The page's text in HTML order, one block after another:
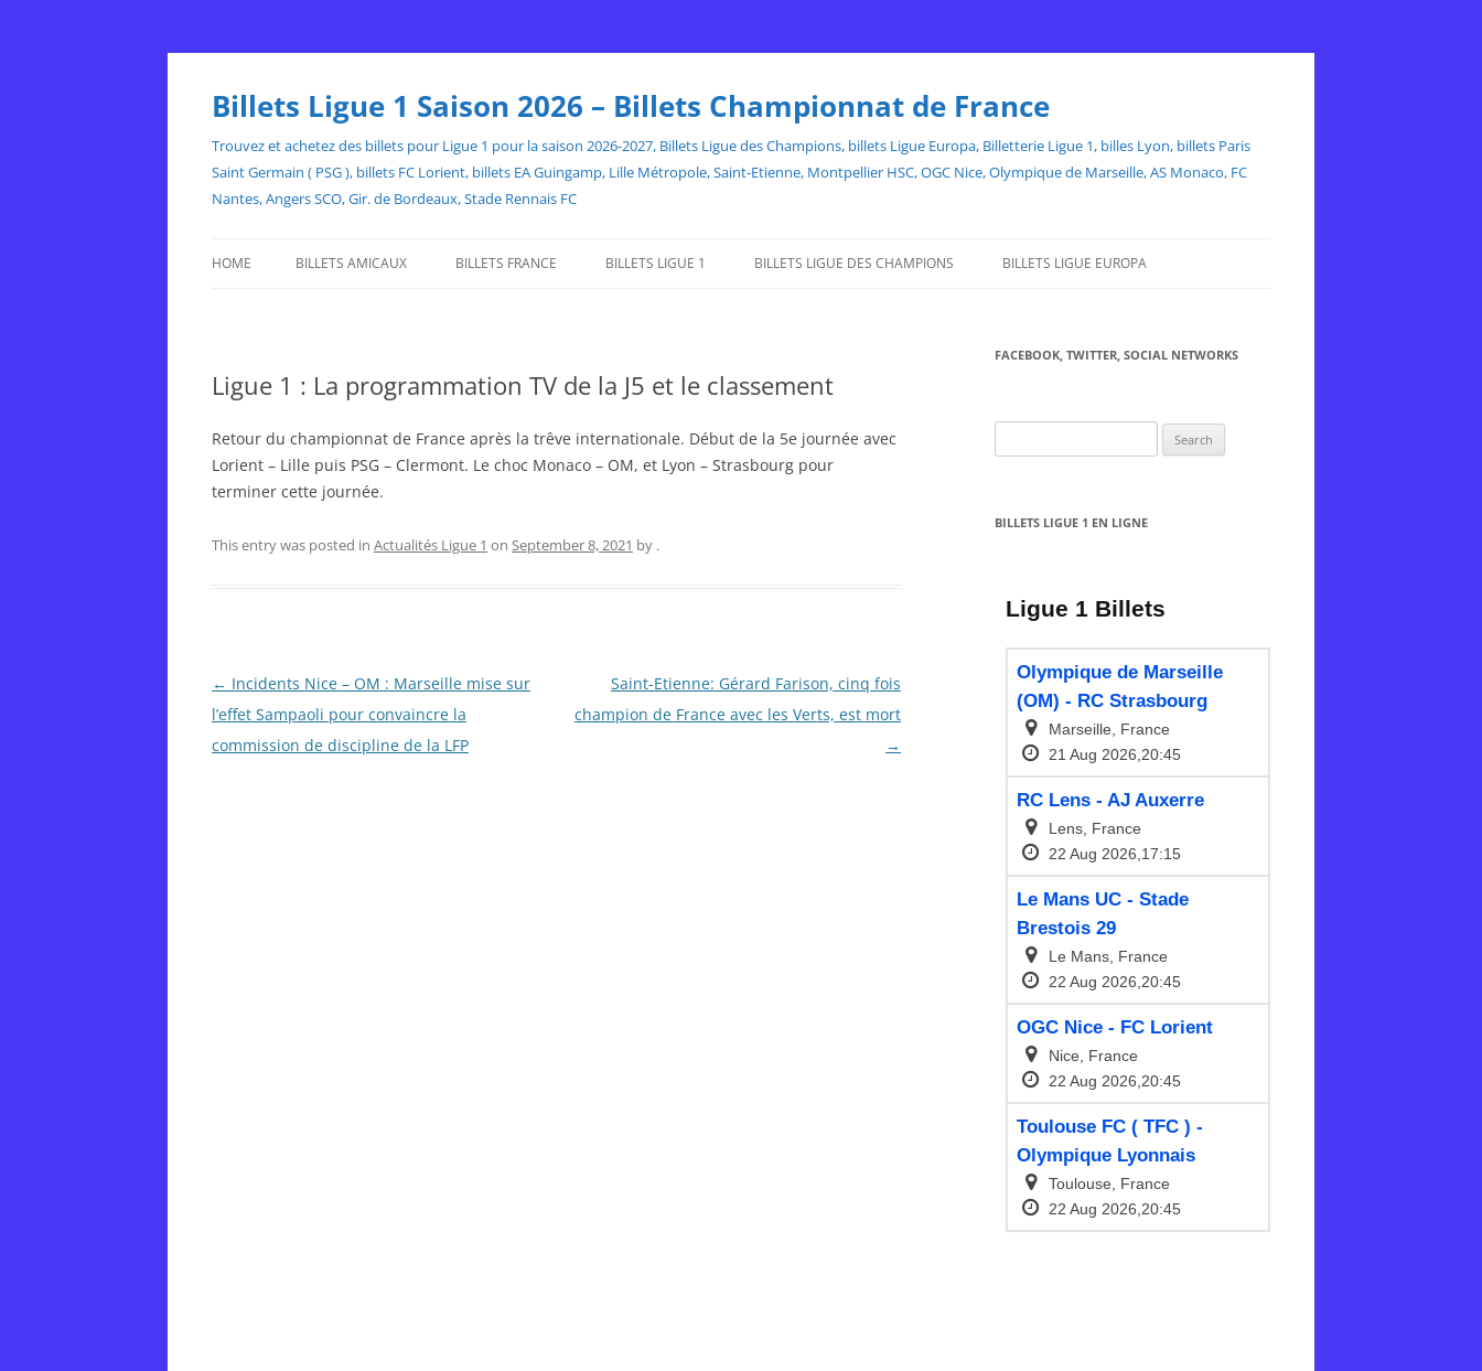
Skip
content
Billets Ligue 1 Saison 2026 – Billets Championnat de France
Trouvez et achetez des billets pour Ligue 1 pour la saison 2026-2027, Billets Ligue des Champions, billets Ligue Europa, Billetterie Ligue 1, billes Lyon, billets Paris
Saint Germain ( PSG ), billets FC Lorient, billets EA Guingamp, Lille Métropole, Saint-Etienne, Montpellier HSC, OGC Nice, Olympique de Marseille, AS Monaco, FC
Nantes, Angers SCO, Gir. de Bordeaux, Stade Rennais FC
HOME BILLETS AMICAUX BILLETS FRANCE BILLETS LIGUE 1 BILLETS LIGUE DES CHAMPIONS BILLETS LIGUE EUROPA
Ligue 1 : La programmation TV de la J5 et le classement
Retour du championnat de France après la trêve internationale. Début de la 5e journée avec
Lorient – Lille puis PSG – Clermont. Le choc Monaco – OM, et Lyon – Strasbourg pour
terminer cette journée.
This entry was posted in Actualités Ligue 1 on September 8, 2021 by .
Post
navigation
← Incidents Nice – OM : Marseille mise sur
l’effet Sampaoli pour convaincre la
commission de discipline de la LFP
Saint-Etienne: Gérard Farison, cinq fois
champion de France avec les Verts, est mort
→
FACEBOOK, TWITTER, SOCIAL NETWORKS
for:
BILLETS LIGUE 1 EN LIGNE